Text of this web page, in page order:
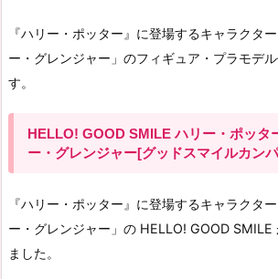
『ハリー・ポッター』に登場するキャラクタ
ー・グレンジャー」のフィギュア・プラモデ
す。
HELLO! GOOD SMILE ハリー・ポッタ
ー・グレンジャー[グッドスマイルカン
『ハリー・ポッター』に登場するキャラクタ
ー・グレンジャー」の HELLO! GOOD SMILE
ました。